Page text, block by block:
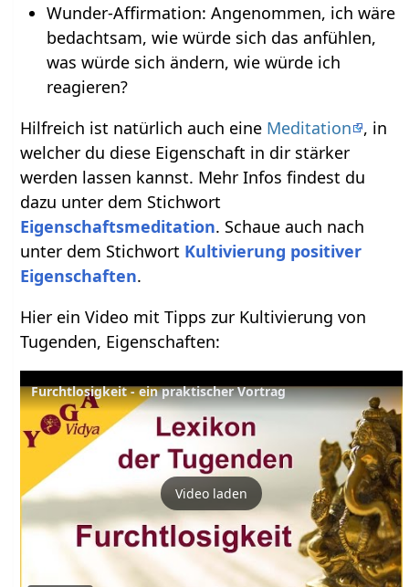
Wunder-Affirmation: Angenommen, ich wäre
bedachtsam, wie würde sich das anfühlen,
was würde sich ändern, wie würde ich
reagieren?
Hilfreich ist natürlich auch eine Meditation
, in
welcher du diese Eigenschaft in dir stärker
werden lassen kannst. Mehr Infos findest du
dazu unter dem Stichwort
Eigenschaftsmeditation. Schaue auch nach
unter dem Stichwort Kultivierung positiver
Eigenschaften.
Hier ein Video mit Tipps zur Kultivierung von
Tugenden, Eigenschaften:
Furchtlosigkeit - ein praktischer Vortrag
Video laden